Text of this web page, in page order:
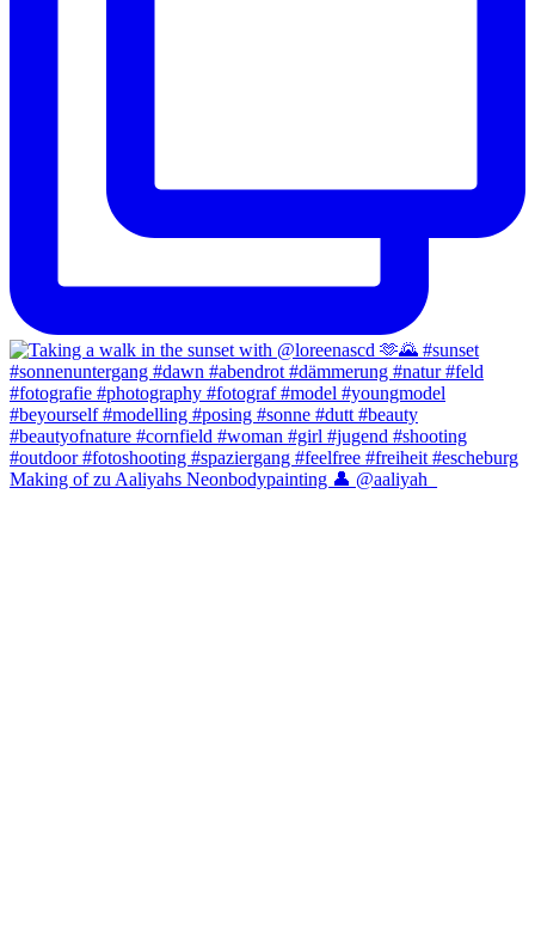
Making of zu Aaliyahs Neonbodypainting 👤 @aaliyah_